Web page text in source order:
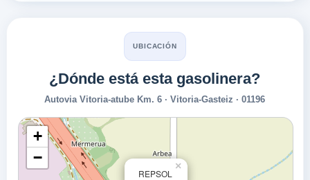
UBICACIÓN
¿Dónde está esta gasolinera?
Autovia Vitoria-atube Km. 6 · Vitoria-Gasteiz · 01196
REPSOL
×
+
−